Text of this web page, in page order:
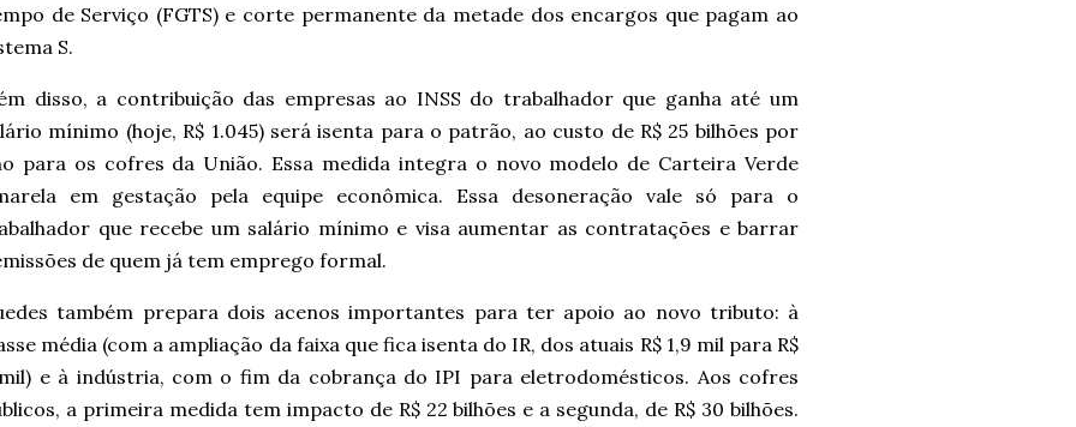
de Serviço (FGTS) e corte permanente da metade dos encargos que pagam ao
S.
disso, a contribuição das empresas ao INSS do trabalhador que ganha até um
mínimo (hoje, R$ 1.045) será isenta para o patrão, ao custo de R$ 25 bilhões por
para os cofres da União. Essa medida integra o novo modelo de Carteira Verde
em gestação pela equipe econômica. Essa desoneração vale só para o
que recebe um salário mínimo e visa aumentar as contratações e barrar
de quem já tem emprego formal.
também prepara dois acenos importantes para ter apoio ao novo tributo: à
média (com a ampliação da faixa que fica isenta do IR, dos atuais R$ 1,9 mil para R$
e à indústria, com o fim da cobrança do IPI para eletrodomésticos. Aos cofres
a primeira medida tem impacto de R$ 22 bilhões e a segunda, de R$ 30 bilhões.